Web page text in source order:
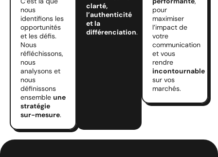
nous
identifions les
opportunités
et les défis.
Nous
réfléchissons,
nous
analysons et
nous
définissons
ensemble une
stratégie
sur-mesure.
clarté,
l’authenticité
et la
différenciation.
pour
maximiser
l’impact de
votre
communication
et vous
rendre
incontournable
sur vos
marchés.